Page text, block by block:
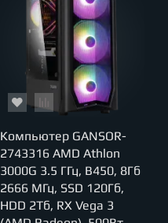
Компьютер GANSOR-
2743316 AMD Athlon
3000G 3.5 ГГц, B450, 8Гб
2666 МГц, SSD 120Гб,
HDD 2Тб, RX Vega 3